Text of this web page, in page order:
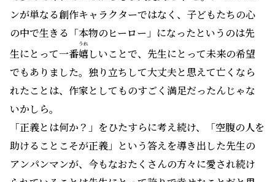
ンが単なる創作キャラクターではなく、子どもたちの心
の中で生きる「本物のヒーロー」になったというのは先
生にとって一番嬉
うれ
しいことで、先生にとって未来の希望
でもありました。独り立ちして大丈夫と思えて亡くなら
れたことは、作家としてものすごく満足だったんじゃな
いかしら。
「正義とは何か？」をひたすらに考え続け、「空腹の人を
助けることこそが正義」という答えを導き出した先生の
アンパンマンが、今もなおたくさんの方々に愛され続け